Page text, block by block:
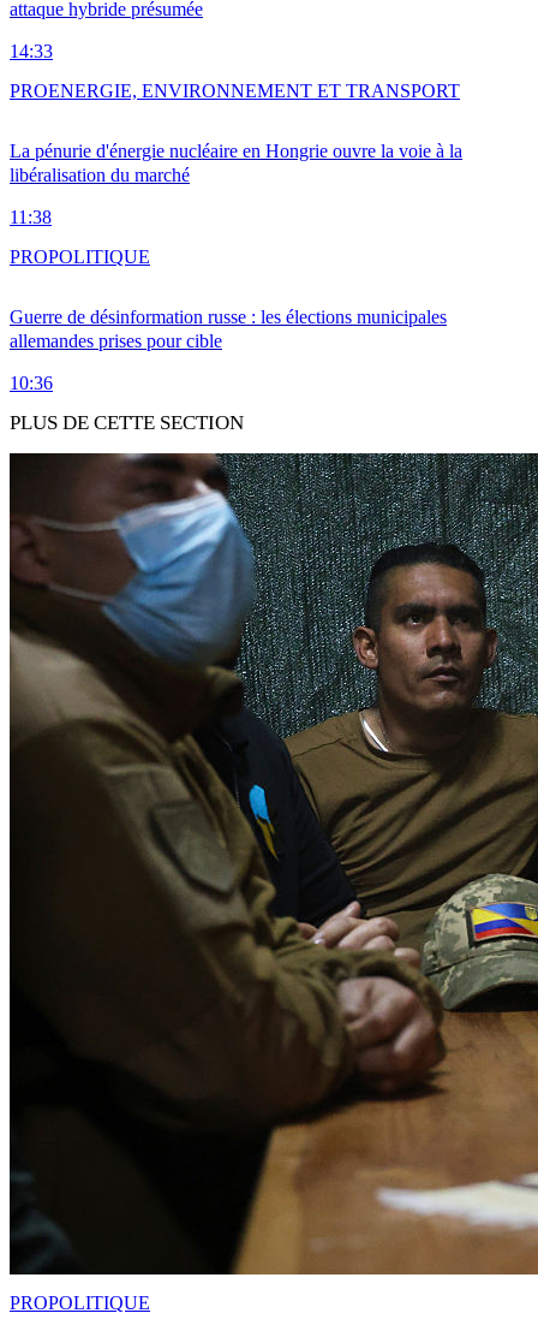
attaque hybride présumée
14:33
La pénurie d'énergie nucléaire en Hongrie ouvre la voie à la
libéralisation du marché
11:38
PROENERGIE, ENVIRONNEMENT ET TRANSPORT
Guerre de désinformation russe : les élections municipales
allemandes prises pour cible
10:36
PROPOLITIQUE
PLUS DE CETTE SECTION
PROPOLITIQUE